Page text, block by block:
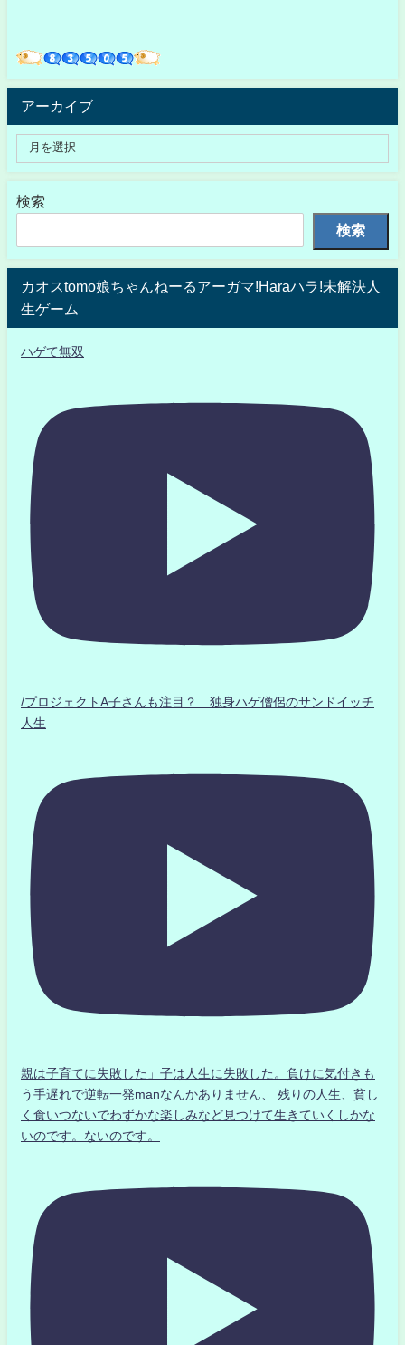
アーカイブ
検索
検索
カオスtomo娘ちゃんねーるアーガマ!Haraハラ!未解決人
生ゲーム
ハゲて無双
/プロジェクトA子さんも注目？ 独身ハゲ僧侶のサンドイッチ
人生
親は子育てに失敗した」子は人生に失敗した。負けに気付きも
う手遅れで逆転一発manなんかありません、 残りの人生、貧し
く食いつないでわずかな楽しみなど見つけて生きていくしかな
いのです。ないのです。